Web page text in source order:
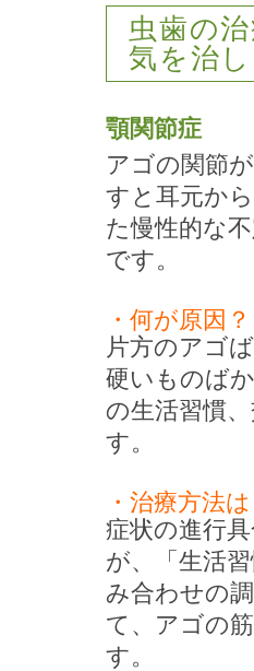
虫歯の
気を治
顎関節症
アゴの関節
すと耳元か
た慢性的な
です。
・何が原因
片方のアゴ
硬いものば
の生活習慣
す。
・治療方法
症状の進行
が、「生活
み合わせの
て、アゴの
す。